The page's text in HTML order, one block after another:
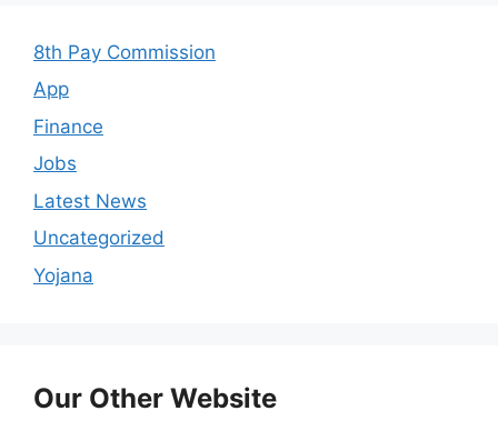
8th Pay Commission
App
Finance
Jobs
Latest News
Uncategorized
Yojana
Our Other Website